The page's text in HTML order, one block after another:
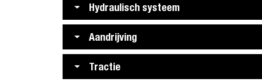
Hydraulisch systeem
Aandrijving
Tractie